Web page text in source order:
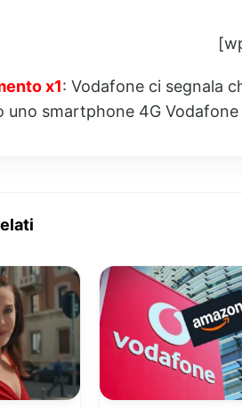
x1: Vodafone ci segnala
uno smartphone 4G